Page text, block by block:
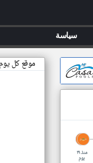
موقع كل يوم
منذ ٢٩
يوم
سياسة